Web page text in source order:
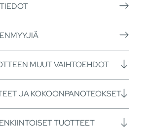
MUUT VAIHTOEHDOT
JA KOKOONPANOTEOKSET
TUOTTEET